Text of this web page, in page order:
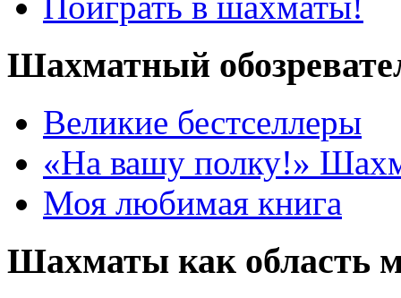
Шахматный
Великие бестселлеры
«На вашу полку!»
Моя любимая книга
Шахматы как область